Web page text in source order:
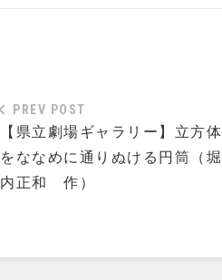
PREV POST
【県立劇場ギャラリー】立方体
をななめに通りぬける円筒（堀
内正和 作）